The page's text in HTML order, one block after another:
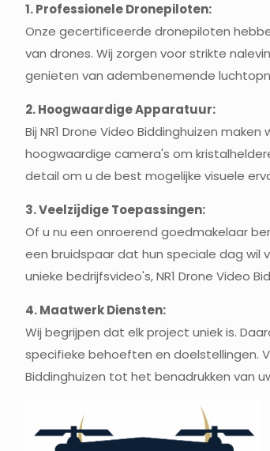
1. Professionele Dronepiloten:
Onze gecertificeerde dronepiloten
van drones. Wij zorgen voor strikte
genieten van adembenemende
2. Hoogwaardige Apparatuur:
Bij NR1 Drone Video Biddinghuizen
hoogwaardige camera's om
detail om u de best mogelijke visuele
3. Veelzijdige Toepassingen:
Of u nu een onroerend goedmakelaar
een bruidspaar dat hun speciale dag wil
unieke bedrijfsvideo's, NR1 Drone Video
4. Maatwerk Diensten:
Wij begrijpen dat elk project uniek is.
specifieke behoeften en doelstellingen.
Biddinghuizen tot het benadrukken van